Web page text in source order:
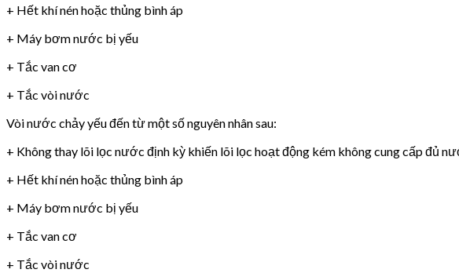
+ Hết khí nén hoặc thủng bình áp
+ Máy bơm nước bị yếu
+ Tắc van cơ
+ Tắc vòi nước
Vòi nước chảy yếu đến từ một số nguyên nhân sau:
+ Không thay lõi lọc nước định kỳ khiến lõi lọc hoạt động kém không cung cấp đủ
+ Hết khí nén hoặc thủng bình áp
+ Máy bơm nước bị yếu
+ Tắc van cơ
+ Tắc vòi nước